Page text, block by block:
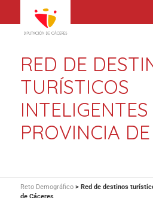
RED DE
TURÍSTICOS
PROVINCIA
Reto Demográfico> Red de destinos